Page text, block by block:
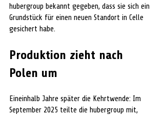
hubergroup bekannt gegeben, dass sie sich ein
Grundstück für einen neuen Standort in Celle
gesichert habe.
Produktion zieht nach
Polen um
Eineinhalb Jahre später die Kehrtwende: Im
September 2025 teilte die hubergroup mit,